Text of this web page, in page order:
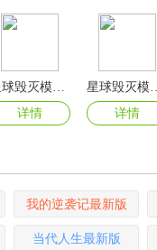
详情
星球毁灭模拟器2024最新版
详情
我的逆袭记最新版
当代人生最新版